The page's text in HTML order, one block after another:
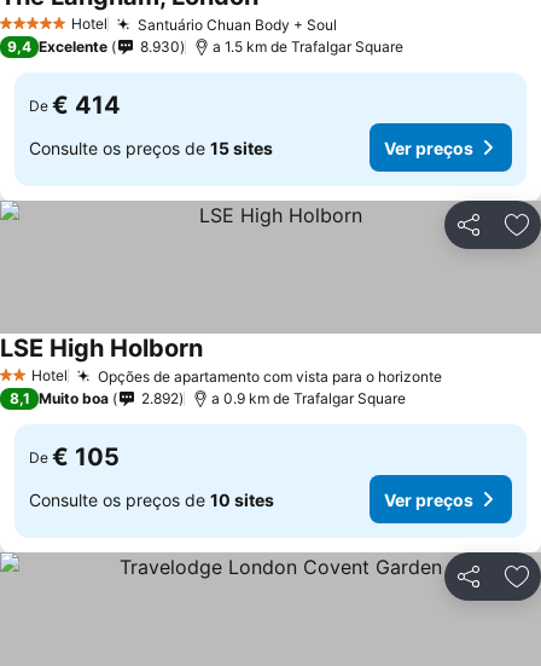
5 Estrelas Hotel Santuário Chuan Body + Soul
Ver preços
9,4 Excelente 8.930 a 1.5 km de Trafalgar Square
De € 414
Consulte os preços de 15 sites Ver preços
Partilhar
2 Estrelas
Hotel Opções de apartamento com vista para o horizonteVer preços
LSE High HolbornVer preços
8,1 Muito boa 2.892 a 0.9 km de Trafalgar Square
De € 105
Consulte os preços de 10 sites Ver preços
Partilhar